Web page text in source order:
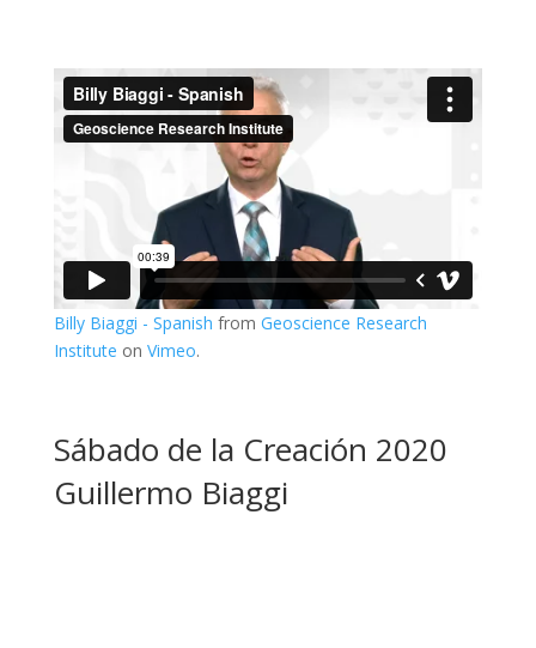
Billy Biaggi - Spanish from Geoscience Research
Institute on Vimeo.
Sábado de la Creación 2020
Guillermo Biaggi